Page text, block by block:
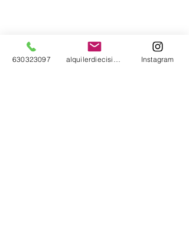
630323097 Instagram